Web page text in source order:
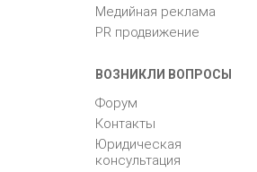
Медийная реклама
PR продвижение
ВОЗНИКЛИ ВОПРОСЫ
Форум
Контакты
Юридическая
консультация